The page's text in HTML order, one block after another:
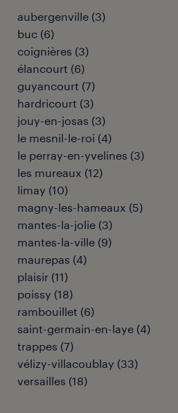
aubergenville (3)
buc (6)
coignières (3)
élancourt (6)
guyancourt (7)
hardricourt (3)
jouy-en-josas (3)
le mesnil-le-roi (4)
le perray-en-yvelines (3)
les mureaux (12)
limay (10)
magny-les-hameaux (5)
mantes-la-jolie (3)
mantes-la-ville (9)
maurepas (4)
plaisir (11)
poissy (18)
rambouillet (6)
saint-germain-en-laye (4)
trappes (7)
vélizy-villacoublay (33)
versailles (18)